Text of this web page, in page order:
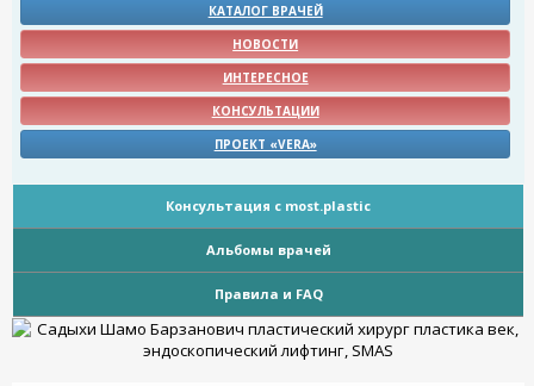
КАТАЛОГ ВРАЧЕЙ
НОВОСТИ
ИНТЕРЕСНОЕ
КОНСУЛЬТАЦИИ
ПРОЕКТ «VERA»
Консультация с most.plastic
Альбомы врачей
Правила и FAQ